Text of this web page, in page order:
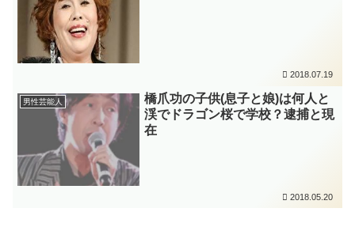
2018.07.19
男性芸能人
橋爪功の子供(息子と娘)は何人と
渓でドラゴン桜で学校？逮捕と現
在
2018.05.20